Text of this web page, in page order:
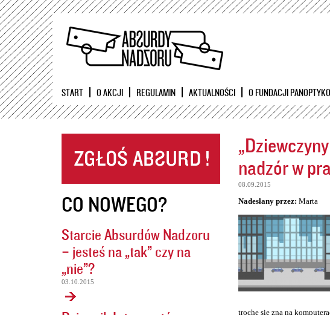
START O AKCJI REGULAMIN AKTUALNOŚCI O FUNDACJI
CO NOWEGO?
Starcie Absurdów Nadzoru
– jesteś na „tak” czy na
„nie”?
03.10.2015
nadzór w
08.09.2015
Nadesłany przez: Marta
trochę się zna na